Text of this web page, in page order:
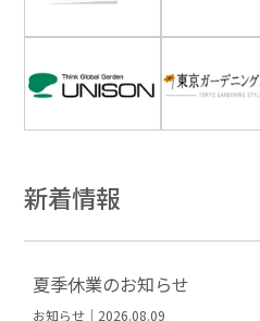
新着情報
夏季休業のお知らせ
お知らせ｜2026.08.09